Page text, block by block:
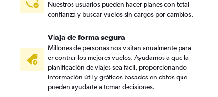
Nuestros usuarios pueden hacer planes con total
confianza y buscar vuelos sin cargos por cambios.
Viaja de forma segura
Millones de personas nos visitan anualmente para
encontrar los mejores vuelos. Ayudamos a que la
planificación de viajes sea fácil, proporcionando
información útil y gráficos basados en datos que
pueden ayudarte a tomar decisiones.